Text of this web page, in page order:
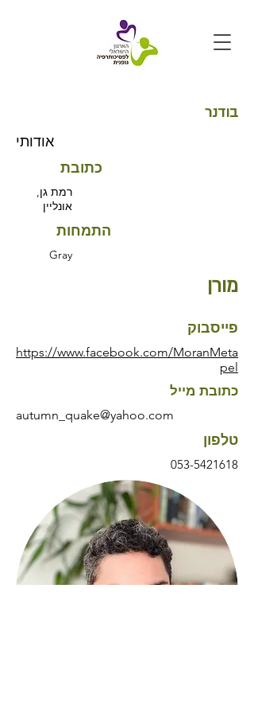
בודנר
אודותי
כתובת
רמת גן,
אונליין
התמחות
Gray
מורן
פייסבוק
https://www.facebook.com/MoranMeta
pel
כתובת מייל
autumn_quake@yahoo.com
טלפון
053-5421618